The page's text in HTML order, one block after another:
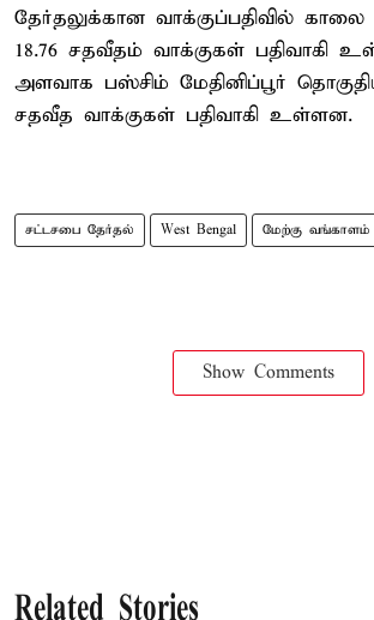
தேர்தலுக்கான வாக்குப்பதிவில்
18.76 சதவீதம் வாக்குகள் பதிவாகி
அளவாக பஸ்சிம் மேதினிப்பூர்
சதவீத வாக்குகள் பதிவாகி உள்ளன.
சட்டசபை தேர்தல் West Bengal மேற்கு வங்காளம்
Show Comments
Related Stories